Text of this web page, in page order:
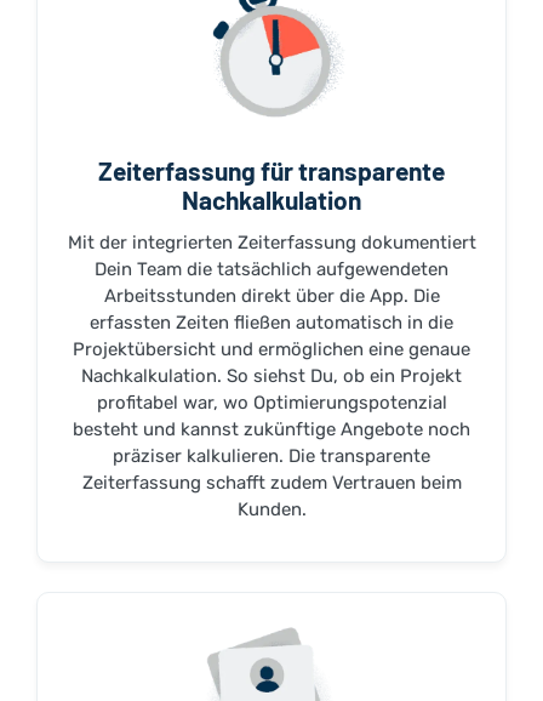
Zeiterfassung für transparente
Nachkalkulation
Mit der integrierten Zeiterfassung dokumentiert
Dein Team die tatsächlich aufgewendeten
Arbeitsstunden direkt über die App. Die
erfassten Zeiten fließen automatisch in die
Projektübersicht und ermöglichen eine genaue
Nachkalkulation. So siehst Du, ob ein Projekt
profitabel war, wo Optimierungspotenzial
besteht und kannst zukünftige Angebote noch
präziser kalkulieren. Die transparente
Zeiterfassung schafft zudem Vertrauen beim
Kunden.